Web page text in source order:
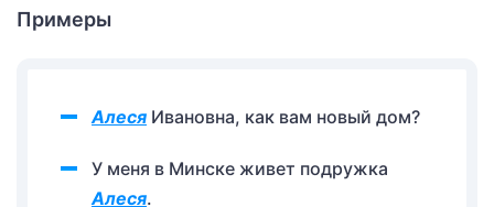
Примеры
Алеся Ивановна, как вам новый дом?
У меня в Минске живет подружка
Алеся.